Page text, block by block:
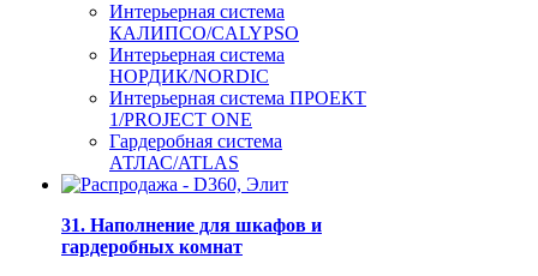
Интерьерная система
КАЛИПСО/CALYPSO
Интерьерная система
НОРДИК/NORDIC
Интерьерная система ПРОЕКТ
1/PROJECT ONE
Гардеробная система
АТЛАС/ATLAS
31. Наполнение для шкафов и
гардеробных комнат